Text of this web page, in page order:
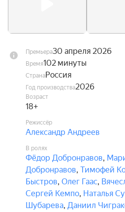
Премьера30 апреля 2026
Время102 минуты
СтранаРоссия
Год производства2026
Возраст
18+
Режиссёр
Александр Андреев
В ролях
Фёдор Добронравов,
Добронравов, Тимофей
Быстров, Олег Гаас,
Сергей Кемпо, Наталья
Шубарева, Даниил